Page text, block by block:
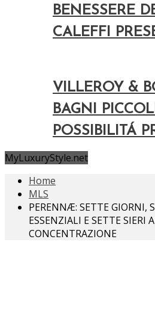
BENESSERE
CALEFFI
VILLEROY &
BAGNI
POSSIBILITÁ
MyLuxuryStyle.net
Home
MLS
PERENNÆ: SETTE GIORNI,
ESSENZIALI E SETTE SIERI
CONCENTRAZIONE